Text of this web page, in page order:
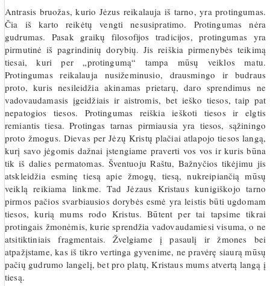
Antrasis bruožas, kurio Jėzus reikalauja iš tarno, yra protingumas.
Čia iš karto reikėtų vengti nesusipratimo. Protingumas nėra
gudrumas. Pasak graikų filosofijos tradicijos, protingumas yra
pirmutinė iš pagrindinių dorybių. Jis reiškia pirmenybės teikimą
tiesai, kuri per „protingumą“ tampa mūsų veik­los matu.
Protingumas reikalauja nusižeminusio, drausmingo ir budraus
proto, kuris nesileidžia akinamas prietarų, daro sprendimus ne
vadovaudamasis įgeidžiais ir aistromis, bet ieško tiesos, taip pat
nepatogios tiesos. Protingumas reiškia ieškoti tiesos ir elgtis
remiantis tiesa. Protingas tarnas pirmiausia yra tiesos, sąžiningo
proto žmogus. Dievas per Jėzų Kristų plačiai atlapojo tiesos langą,
kurį savo jėgomis dažnai įstengiame praverti vos vos ir kuris būna
tik iš dalies permatomas. Šventuoju Raštu, Bažnyčios tikėjimu jis
atskleidžia esminę tiesą apie žmogų, tiesą, nukreipiančią mūsų
veiklą reikiama linkme. Tad Jėzaus Kristaus kunigiškojo tarno
pirmos pačios svarbiausios dorybės esmė yra leistis būti ugdomam
tiesos, kurią mums rodo Kristus. Būtent per tai tapsime tikrai
protingais žmonėmis, kurie sprendžia vadovaudamiesi visuma, o ne
atsitiktiniais fragmentais. Žvelgiame į pasaulį ir žmones bei
atpažįstame, kas iš tikro vertinga gyvenime, ne pravėrę siaurą mūsų
pačių gudrumo langelį, bet pro platų, Kristaus mums atvertą langą į
tiesą.